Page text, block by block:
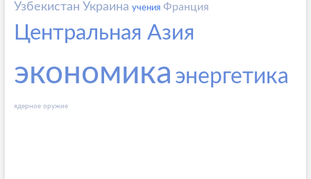
Узбекистан Украина учения Франция
Центральная Азия
экономика энергетика
ядерное оружие